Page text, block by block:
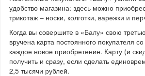
удобство магазина: здесь можно
трикотаж – носки, колготки, варежки и
Когда вы совершите в «Балу» свою
вручена карта постоянного покупателя
каждое новое приобретение. Карту (и
получить и сразу, если сделать
2,5 тысячи рублей.